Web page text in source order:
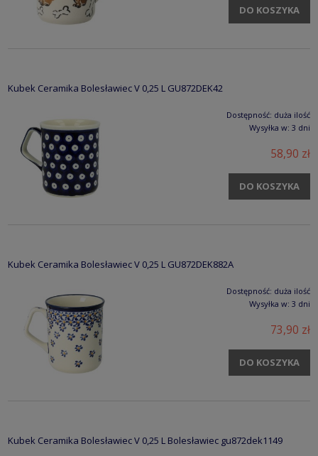
DO KOSZYKA
Kubek Ceramika Bolesławiec V 0,25 L GU872DEK42
Dostępność: duża ilość
Wysyłka w: 3 dni
58,90 zł
DO KOSZYKA
Kubek Ceramika Bolesławiec V 0,25 L GU872DEK882A
Dostępność: duża ilość
Wysyłka w: 3 dni
73,90 zł
DO KOSZYKA
Kubek Ceramika Bolesławiec V 0,25 L Bolesławiec gu872dek1149